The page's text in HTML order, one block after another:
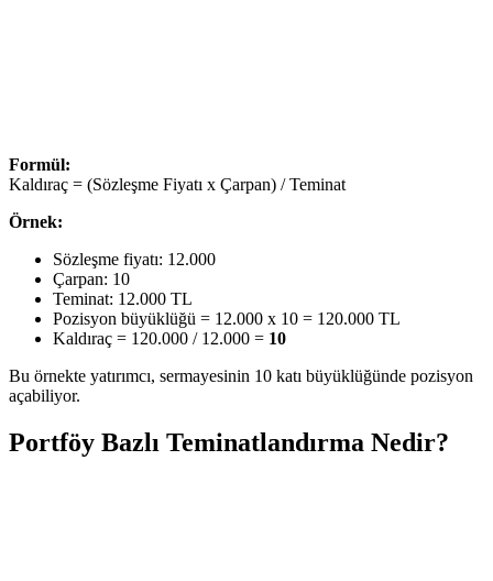
Formül:
Kaldıraç = (Sözleşme Fiyatı x Çarpan) / Teminat
Örnek:
Sözleşme fiyatı: 12.000
Çarpan: 10
Teminat: 12.000 TL
Pozisyon büyüklüğü = 12.000 x 10 = 120.000 TL
Kaldıraç = 120.000 / 12.000 = 10
Bu örnekte yatırımcı, sermayesinin 10 katı büyüklüğünde pozisyon
açabiliyor.
Portföy Bazlı Teminatlandırma Nedir?